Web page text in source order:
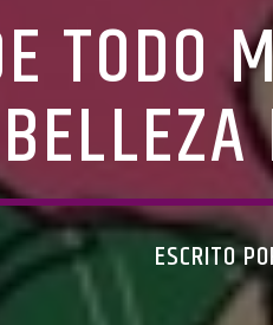
TODO
ESCRITO